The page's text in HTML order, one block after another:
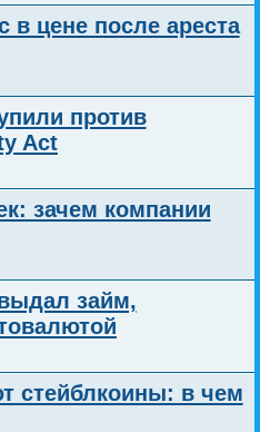
в цене после ареста
против
Act
зачем компании
займ,
стейблкоины: в чем